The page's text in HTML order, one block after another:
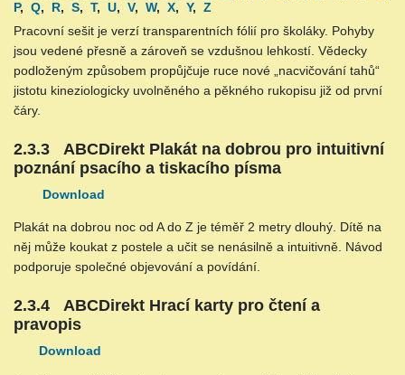
P, Q, R, S, T, U, V, W, X, Y, Z
Pracovní sešit je verzí transparentních fólií pro školáky. Pohyby
jsou vedené přesně a zároveň se vzdušnou lehkostí. Vědecky
podloženým způsobem propůjčuje ruce nové „nacvičování tahů“
jistotu kineziologicky uvolněného a pěkného rukopisu již od první
čáry.
2.3.3 ABCDirekt Plakát na dobrou pro intuitivní
poznání psacího a tiskacího písma
Download
Plakát na dobrou noc od A do Z je téměř 2 metry dlouhý. Dítě na
něj může koukat z postele a učit se nenásilně a intuitivně. Návod
podporuje společné objevování a povídání.
2.3.4 ABCDirekt Hrací karty pro čtení a
pravopis
Download